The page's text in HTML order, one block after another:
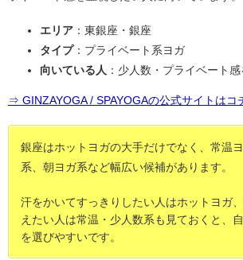
エリア ：東銀座・銀座
タイプ：プライベート系ヨガ
向いている人 ：少人数・プライベート
⇒ GINZAYOGA / SPAYOGAの公式サイトはコ
銀座はホットヨガの大手だけでなく、常温
系、朝ヨガ系など幅広い候補があります。
汗をかいてすっきりしたい人はホットヨガ
えたい人は常温・少人数系も見ておくと、
を選びやすいです。